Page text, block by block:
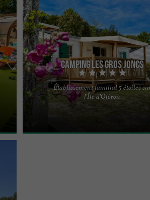
Camping Les Gros Joncs
Établissement familial 5 étoiles
l'Île d'Oléron
Le Camping Les Gros Joncs est un
familial 5 étoiles de l' Île d'Oléron situé sur